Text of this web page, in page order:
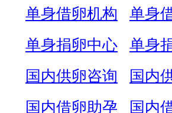
单身借卵机构
单身
单身捐卵中心
单身
国内供卵咨询
国内
国内借卵助孕
国内